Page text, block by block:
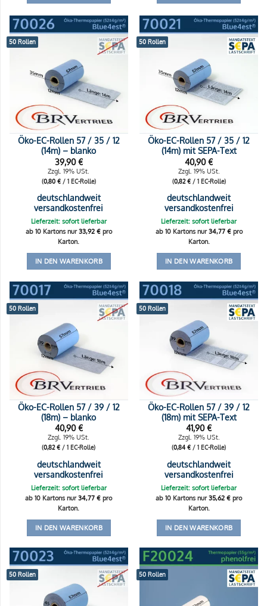
50 Rollen
Öko-EC-Rollen 57 / 35 / 12
(14m) – blanko
39,90€
Zzgl. 19% USt.
(0,80 €/ 1 EC-Rolle)
deutschlandweit
versandkostenfrei
Lieferzeit: sofort lieferbar
ab 10 Kartons nur33,92 €pro
Karton.
IN DEN WARENKORB
50 Rollen
Öko-EC-Rollen 57 / 35 / 12
(14m) mit SEPA-Text
40,90€
Zzgl. 19% USt.
(0,82€/ 1 EC-Rolle)
deutschlandweit
versandkostenfrei
Lieferzeit: sofort lieferbar
ab 10 Kartons nur34,77 €pro
Karton.
IN DEN WARENKORB
50 Rollen
Öko-EC-Rollen 57 / 39 / 12
(18m) – blanko
40,90€
Zzgl. 19% USt.
(0,82€ / 1 EC-Rolle)
deutschlandweit
versandkostenfrei
Lieferzeit: sofort lieferbar
ab 10 Kartons nur34,77€ pro
Karton.
IN DEN WARENKORB
50 Rollen
Öko-EC-Rollen 57 / 39 / 12
(18m) mit SEPA-Text
41,90€
Zzgl. 19% USt.
(0,84€ / 1 EC-Rolle)
deutschlandweit
versandkostenfrei
Lieferzeit: sofort lieferbar
ab 10 Kartons nur35,62€ pro
Karton.
IN DEN WARENKORB
50 Rollen 50 Rollen